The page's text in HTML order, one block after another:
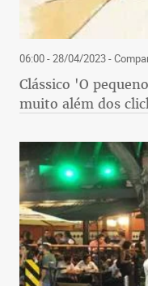
06:00 - 28/04/2023-
Clássico 'O
muito além dos